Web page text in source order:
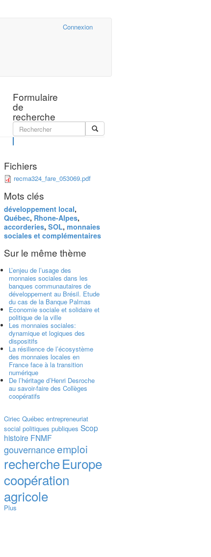
Connexion
Formulaire
de
recherche
Fichiers
recma324_fare_053069.pdf
Mots clés
développement local,
Québec, Rhone-Alpes,
accorderies, SOL, monnaies
sociales et complémentaires
Sur le même thème
L’enjeu de l’usage des
monnaies sociales dans les
banques communautaires de
développement au Brésil. Etude
du cas de la Banque Palmas
Economie sociale et solidaire et
politique de la ville
Les monnaies sociales:
dynamique et logiques des
dispositifs
La résilience de l’écosystème
des monnaies locales en
France face à la transition
numérique
De l’héritage d’Henri Desroche
au savoir-faire des Collèges
coopératifs
Ciriec Québec entrepreneuriat
social politiques publiques Scop
histoire FNMF
gouvernanceemploi
rechercheEurope
coopération
agricole
Plus